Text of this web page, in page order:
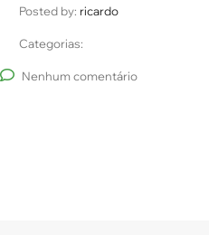
Posted by: ricardo
Categorias:
Nenhum comentário